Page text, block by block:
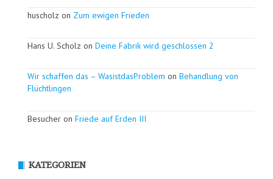
huscholz on Zum ewigen Frieden
Hans U. Scholz on Deine Fabrik wird geschlossen 2
Wir schaffen das – WasistdasProblem on Behandlung von
Flüchtlingen
Besucher on Friede auf Erden III
KATEGORIEN